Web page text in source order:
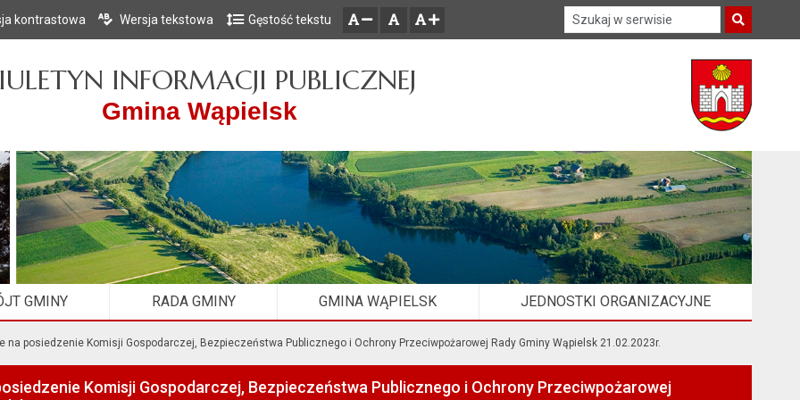
Przejdź do głównego menu
Przejdź do treści
Przejdź do mapy serwisu
kontrastowa Wersja tekstowa Gęstość tekstu
INFORMACJI PUBLICZNEJ
Gmina Wąpielsk
GMINY RADA GMINY GMINA WĄPIELSK JEDNOSTKI ORGANIZACYJNE
na posiedzenie Komisji Gospodarczej, Bezpieczeństwa Publicznego i Ochrony Przeciwpożarowej Rady Gminy Wąpielsk 21.02.2023r.
Komisji Gospodarczej, Bezpieczeństwa Publicznego i Ochrony Przeciwpożarowej